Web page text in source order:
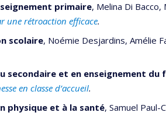
primaire, Melina Di Bacco,
une rétroaction efficace.
scolaire, Noémie Desjardins, Amélie
secondaire et en enseignement du
en classe d’accueil.
physique et à la santé, Samuel